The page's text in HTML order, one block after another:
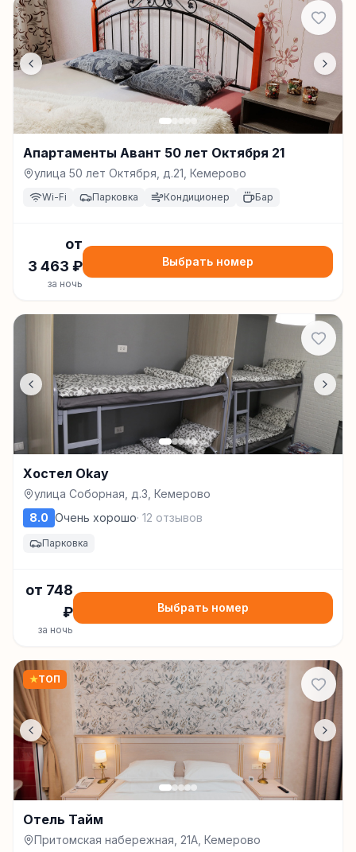
Апартаменты Авант 50 лет Октября 21
улица 50 лет Октября, д.21, Кемерово
Wi-Fi Парковка Кондиционер Бар
от
3 463 ₽
за ночь
Выбрать номер
Хостел Okay
улица Соборная, д.3, Кемерово
8.0 Очень хорошо· 12 отзывов
Парковка
от 748
₽
за ночь
Выбрать номер
★ТОП
Отель Тайм
Притомская набережная, 21А, Кемерово